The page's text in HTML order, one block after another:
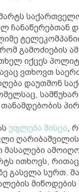
მარტს
ჩანაწერებთან
გამოძიების
იქცეს
ვთხოვთ
დაუთმონ
უფლება მისცა,
ითხოვს, რითაც
გასვლა სურთ.